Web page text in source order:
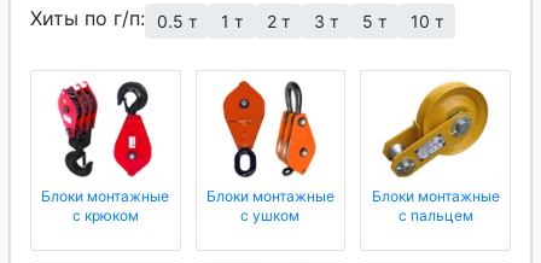
Хиты по г/п: 0.5 т 1 т 2 т 3 т 5 т 10 т
Блоки монтажные
с крюком
Блоки монтажные
с ушком
Блоки монтажные
с пальцем